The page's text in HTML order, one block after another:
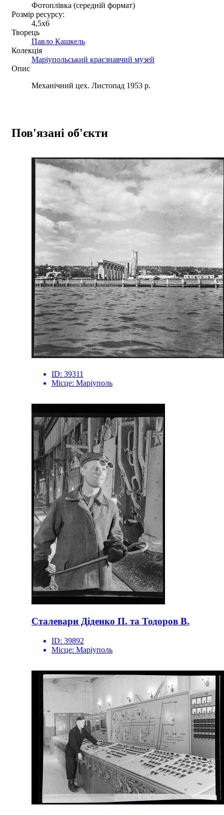
Фотоплівка (середній формат)
Розмір ресурсу:
4,5x6
Творець
Павло Кашкель
Колекція
Маріупольський краєзнавчий музей
Опис
Механічний цех. Листопад 1953 р.
Пов'язані об'єкти
ID: 39311
Місце: Маріуполь
Сталевари Діденко П. та Тодоров В.
ID: 39892
Місце: Маріуполь